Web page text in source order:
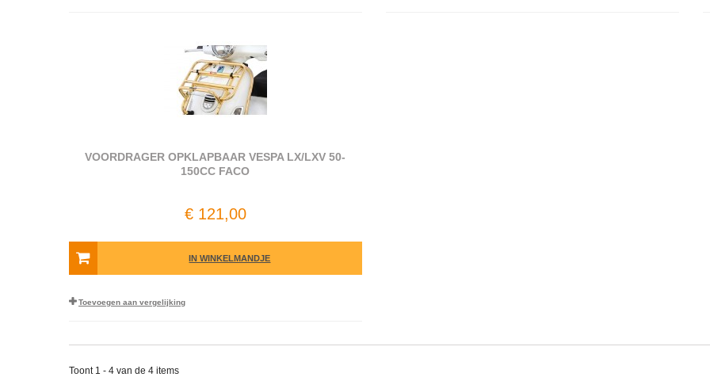
VOORDRAGER OPKLAPBAAR VESPA LX/LXV 50-
150CC FACO
€ 121,00
IN WINKELMANDJE
Toevoegen aan vergelijking
Toont 1 - 4 van de 4 items